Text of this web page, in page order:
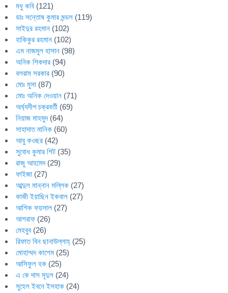
মধু কবি (121)
ডাঃ সন্তোষ কুমার মন্ডল (119)
সাইদুর রহমান (102)
হাকিকুর রহমান (102)
এম নাজমুল হাসান (98)
অনিক শিকদার (94)
বলরাম সরকার (90)
মোঃ মুসা (87)
মোঃ অনিক দেওয়ান (71)
অর্ঘ্যদীপ চক্রবর্তী (69)
নিয়াজ মাহমুদ(64)
সাহাদাত মানিক (60)
আবু কওছর (42)
সুবোধ কুমার শিট (35)
রাজু আহমেদ(29)
ফাইজা (27)
আব্দুল মান্নান মল্লিক (27)
কাজী ইয়াছিন ইকবাল (27)
আশিক ফয়সাল (27)
আশরাফ (26)
মেহবুব (26)
রিফাত বিন ছানাউল্লাহ্ (25)
মোহাম্মদ কাশেম (25)
আসিফুল হক (25)
এ কে দাস মৃদুল (24)
সুহেল ইবনে ইসহাক (24)